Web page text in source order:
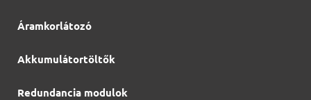
Áramkorlátozó
Akkumulátortöltők
Redundancia modulok